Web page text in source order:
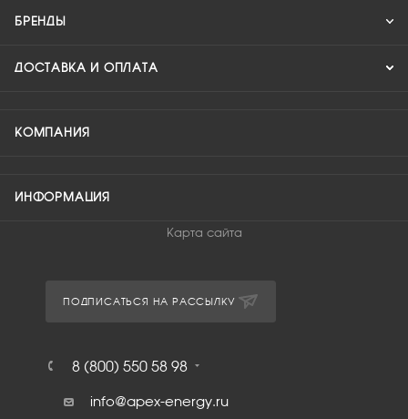
БРЕНДЫ
ДОСТАВКА И ОПЛАТА
КОМПАНИЯ
ИНФОРМАЦИЯ
Карта сайта
ПОДПИСАТЬСЯ НА РАССЫЛКУ
8 (800) 550 58 98
info@apex-energy.ru